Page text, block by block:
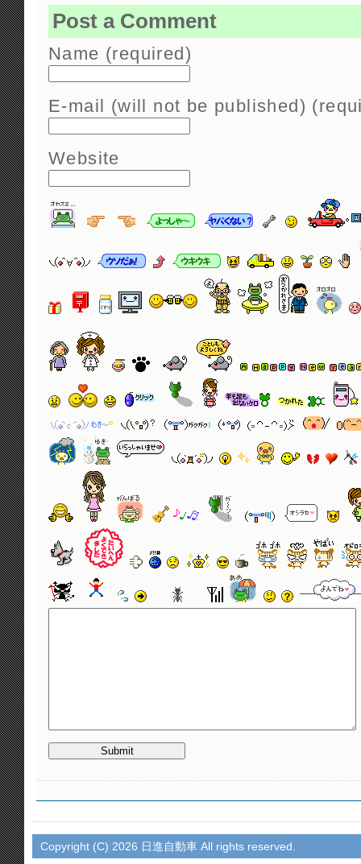
Post a Comment
Name (required)
E-mail (will not be published)
Website
Copyright (C) 2026 日進自動車 All rights reserved.